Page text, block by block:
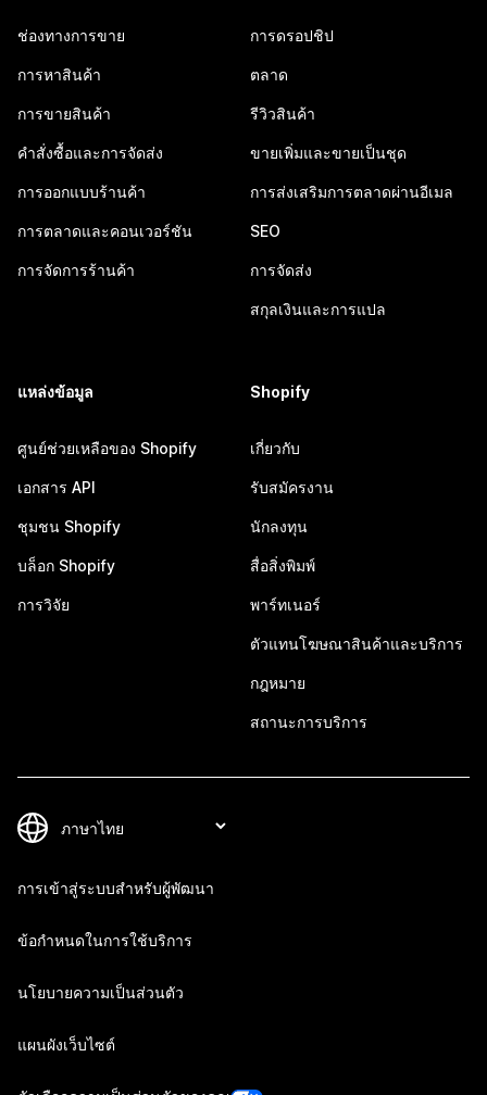
ช่องทางการขาย
การหาสินค้า
การขายสินค้า
คำสั่งซื้อและการจัดส่ง
การออกแบบร้านค้า
การตลาดและคอนเวอร์ชัน
การจัดการร้านค้า
การดรอปชิป
ตลาด
รีวิวสินค้า
ขายเพิ่มและขายเป็นชุด
การส่งเสริมการตลาดผ่านอีเมล
SEO
การจัดส่ง
สกุลเงินและการแปล
แหล่งข้อมูล
ศูนย์ช่วยเหลือของ Shopify
เอกสาร API
ชุมชน Shopify
บล็อก Shopify
การวิจัย
Shopify
เกี่ยวกับ
รับสมัครงาน
นักลงทุน
สื่อสิ่งพิมพ์
พาร์ทเนอร์
ตัวแทนโฆษณาสินค้าและบริการ
กฎหมาย
สถานะการบริการ
การเข้าสู่ระบบสำหรับผู้พัฒนา
ข้อกำหนดในการใช้บริการ
นโยบายความเป็นส่วนตัว
แผนผังเว็บไซต์